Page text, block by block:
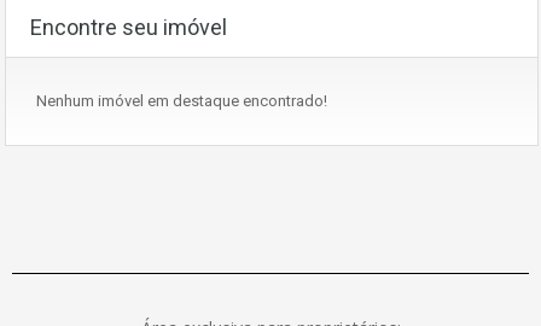
Encontre seu imóvel
Nenhum imóvel em destaque encontrado!